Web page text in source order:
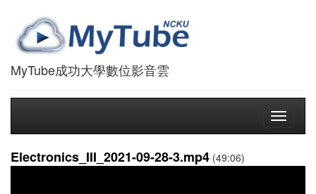
MyTube成功大學數位影音雲
Toggle
Electronics_III_2021-09-28-3.mp4 (49:06)